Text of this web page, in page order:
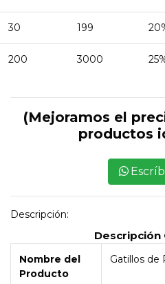
30 199
200 3000
(Mejoramos el
productos
Descripción:
Descripción
Nombre del
Producto
Gatillos de